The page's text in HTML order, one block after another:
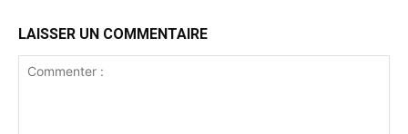
LAISSER UN COMMENTAIRE